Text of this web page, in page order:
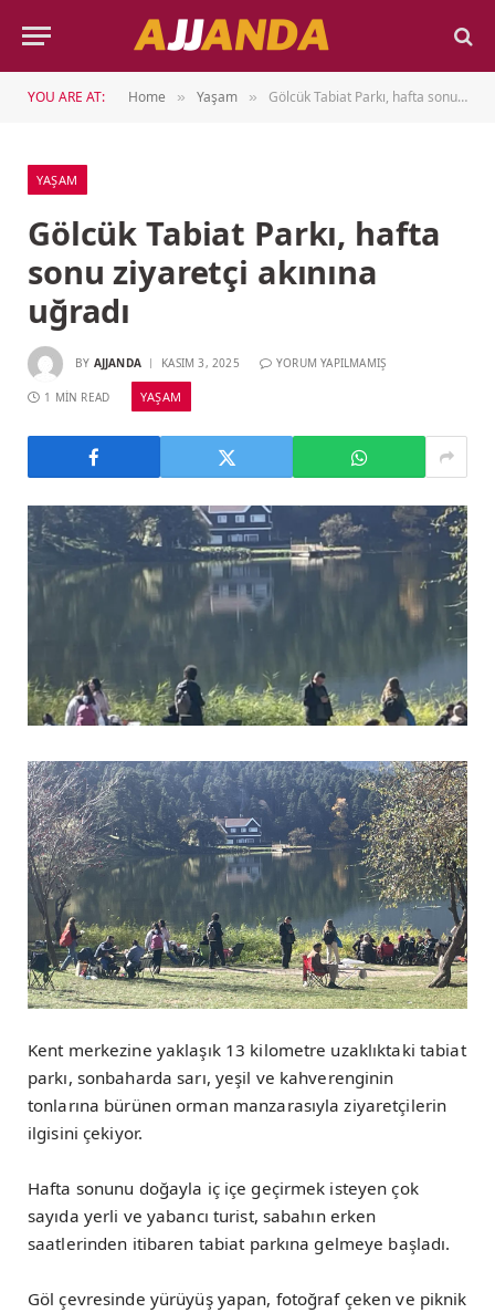
YOU ARE AT: Home » Yaşam » Gölcük Tabiat Parkı, hafta sonu ziyaretçi akınına uğradı
YAŞAM
Gölcük Tabiat Parkı, hafta
sonu ziyaretçi akınına
uğradı
BY AJJANDA KASIM 3, 2025 YORUM YAPILMAMIŞ
1 MIN READ YAŞAM
Kent merkezine yaklaşık 13 kilometre uzaklıktaki tabiat
parkı, sonbaharda sarı, yeşil ve kahverenginin
tonlarına bürünen orman manzarasıyla ziyaretçilerin
ilgisini çekiyor.
Hafta sonunu doğayla iç içe geçirmek isteyen çok
sayıda yerli ve yabancı turist, sabahın erken
saatlerinden itibaren tabiat parkına gelmeye başladı.
Göl çevresinde yürüyüş yapan, fotoğraf çeken ve piknik